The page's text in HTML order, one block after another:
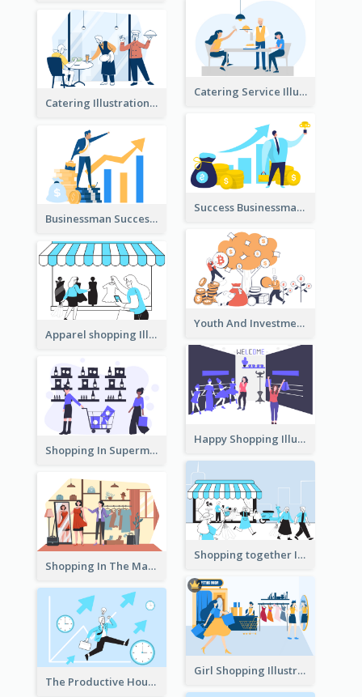
Catering Service Illustration
Catering Illustration
Success Businessman Illustration
Businessman Success Illustration
Youth And Investment Illustration
Apparel shopping Illustration
Happy Shopping Illustration
Shopping In Supermarket Illustration
Shopping together Illustration
Shopping In The Mall Illustration
Girl Shopping Illustration
The Productive Hours